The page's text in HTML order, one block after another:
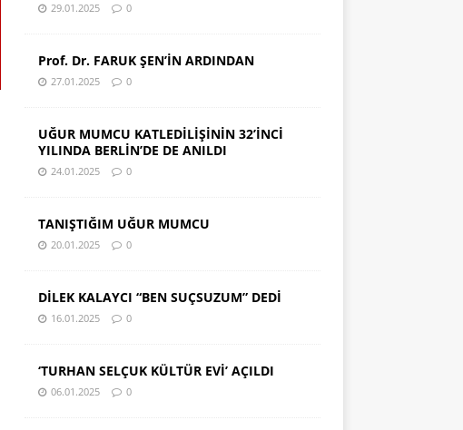
29.01.2025 0
Prof. Dr. FARUK ŞEN’İN ARDINDAN
27.01.2025 0
UĞUR MUMCU KATLEDİLİŞİNİN 32’İNCİ
YILINDA BERLİN’DE DE ANILDI
24.01.2025 0
TANIŞTIĞIM UĞUR MUMCU
20.01.2025 0
DİLEK KALAYCI “BEN SUÇSUZUM” DEDİ
16.01.2025 0
‘TURHAN SELÇUK KÜLTÜR EVİ’ AÇILDI
06.01.2025 0